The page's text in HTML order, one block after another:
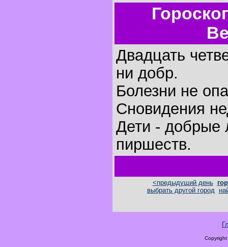
Двадцать
ни добр.
Болезни не
Сновидения
Дети - добрые
пиршеств.
<предыдущий день
выбрать другой город